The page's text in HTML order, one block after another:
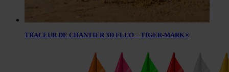
TRACEUR DE CHANTIER 3D FLUO – TIGER-MARK®